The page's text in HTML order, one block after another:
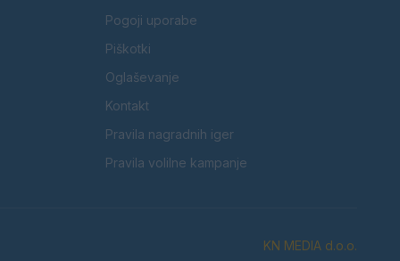
Pogoji uporabe
Piškotki
Oglaševanje
Kontakt
Pravila nagradnih iger
Pravila volilne kampanje
KN MEDIA d.o.o.